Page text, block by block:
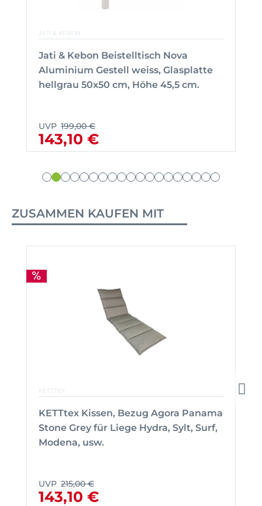
JATI & KEBON
Jati & Kebon Beistelltisch Nova
Aluminium Gestell weiss, Glasplatte
hellgrau 50x50 cm, Höhe 45,5 cm.
UVP 199,00 €
143,10 €
ZUSAMMEN KAUFEN MIT
KETTTEX
KETTtex Kissen, Bezug Agora Panama
Stone Grey für Liege Hydra, Sylt, Surf,
Modena, usw.
UVP 215,00 €
143,10 €